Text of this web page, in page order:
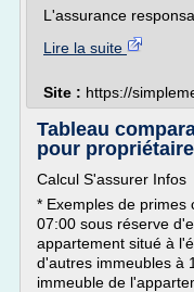
L'assurance
Lire la suite
Site : https://
Tableau
pour
Calcul S'assurer Infos
* Exemples de primes
07:00 sous réserve
appartement situé à
d'autres immeubles à
immeuble de